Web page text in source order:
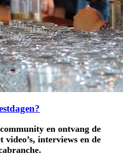
en ontvang de
interviews en de